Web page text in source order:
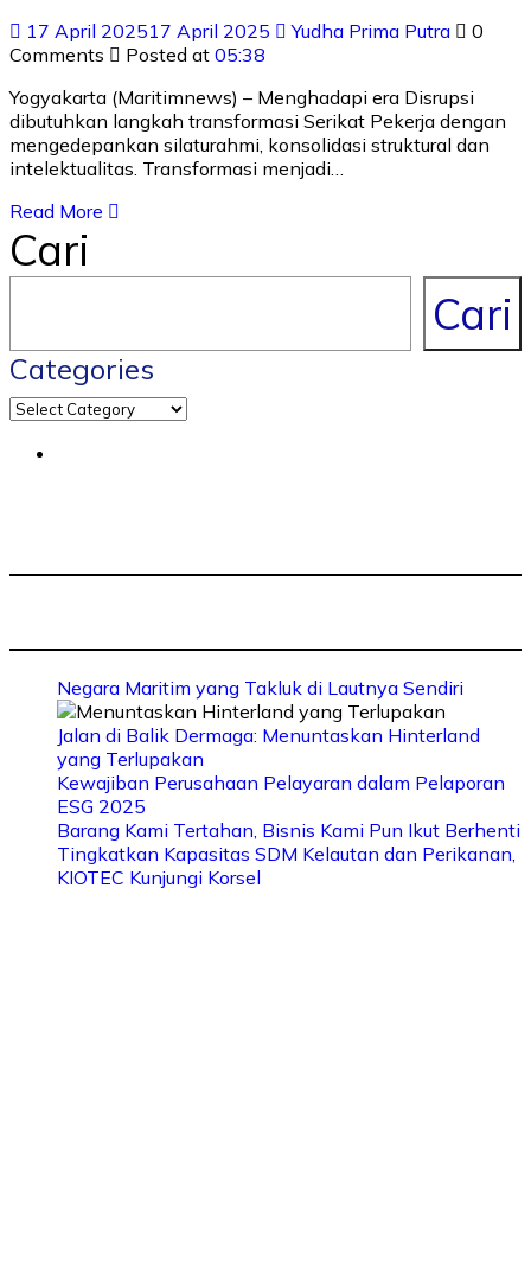
17 April 202517 April 2025 Yudha Prima Putra
0
Comments
Posted at 05:38
Yogyakarta (Maritimnews) – Menghadapi era Disrupsi
dibutuhkan langkah transformasi Serikat Pekerja dengan
mengedepankan silaturahmi, konsolidasi struktural dan
intelektualitas. Transformasi menjadi…
Read More
Cari
Cari
Categories
Negara Maritim yang Takluk di Lautnya Sendiri
Jalan di Balik Dermaga: Menuntaskan Hinterland
yang Terlupakan
Kewajiban Perusahaan Pelayaran dalam Pelaporan
ESG 2025
Barang Kami Tertahan, Bisnis Kami Pun Ikut Berhenti
Tingkatkan Kapasitas SDM Kelautan dan Perikanan,
KIOTEC Kunjungi Korsel